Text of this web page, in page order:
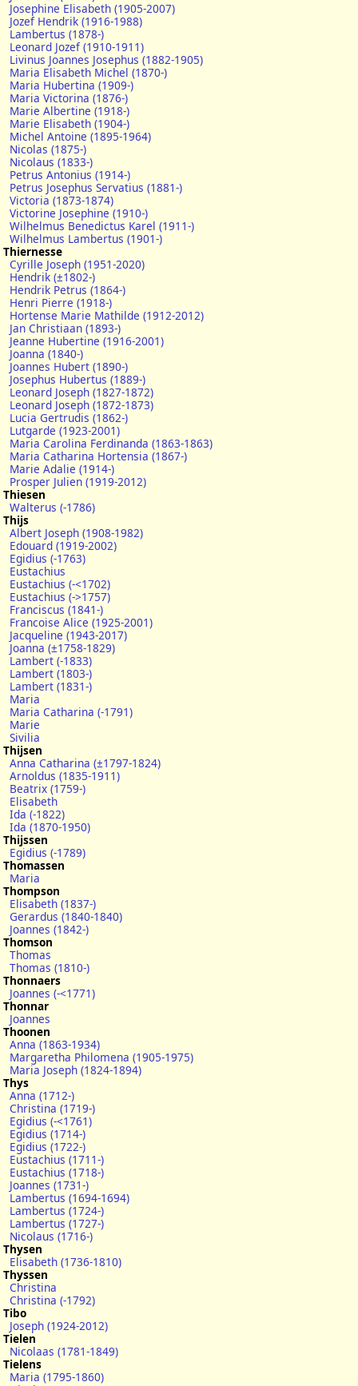
Josephine Elisabeth (1905-2007)
Jozef Hendrik (1916-1988)
Lambertus (1878-)
Leonard Jozef (1910-1911)
Livinus Joannes Josephus (1882-1905)
Maria Elisabeth Michel (1870-)
Maria Hubertina (1909-)
Maria Victorina (1876-)
Marie Albertine (1918-)
Marie Elisabeth (1904-)
Michel Antoine (1895-1964)
Nicolas (1875-)
Nicolaus (1833-)
Petrus Antonius (1914-)
Petrus Josephus Servatius (1881-)
Victoria (1873-1874)
Victorine Josephine (1910-)
Wilhelmus Benedictus Karel (1911-)
Wilhelmus Lambertus (1901-)
Thiernesse
Cyrille Joseph (1951-2020)
Hendrik (±1802-)
Hendrik Petrus (1864-)
Henri Pierre (1918-)
Hortense Marie Mathilde (1912-2012)
Jan Christiaan (1893-)
Jeanne Hubertine (1916-2001)
Joanna (1840-)
Joannes Hubert (1890-)
Josephus Hubertus (1889-)
Leonard Joseph (1827-1872)
Leonard Joseph (1872-1873)
Lucia Gertrudis (1862-)
Lutgarde (1923-2001)
Maria Carolina Ferdinanda (1863-1863)
Maria Catharina Hortensia (1867-)
Marie Adalie (1914-)
Prosper Julien (1919-2012)
Thiesen
Walterus (-1786)
Thijs
Albert Joseph (1908-1982)
Edouard (1919-2002)
Egidius (-1763)
Eustachius
Eustachius (-<1702)
Eustachius (->1757)
Franciscus (1841-)
Francoise Alice (1925-2001)
Jacqueline (1943-2017)
Joanna (±1758-1829)
Lambert (-1833)
Lambert (1803-)
Lambert (1831-)
Maria
Maria Catharina (-1791)
Marie
Sivilia
Thijsen
Anna Catharina (±1797-1824)
Arnoldus (1835-1911)
Beatrix (1759-)
Elisabeth
Ida (-1822)
Ida (1870-1950)
Thijssen
Egidius (-1789)
Thomassen
Maria
Thompson
Elisabeth (1837-)
Gerardus (1840-1840)
Joannes (1842-)
Thomson
Thomas
Thomas (1810-)
Thonnaers
Joannes (-<1771)
Thonnar
Joannes
Thoonen
Anna (1863-1934)
Margaretha Philomena (1905-1975)
Maria Joseph (1824-1894)
Thys
Anna (1712-)
Christina (1719-)
Egidius (-<1761)
Egidius (1714-)
Egidius (1722-)
Eustachius (1711-)
Eustachius (1718-)
Joannes (1731-)
Lambertus (1694-1694)
Lambertus (1724-)
Lambertus (1727-)
Nicolaus (1716-)
Thysen
Elisabeth (1736-1810)
Thyssen
Christina
Christina (-1792)
Tibo
Joseph (1924-2012)
Tielen
Nicolaas (1781-1849)
Tielens
Maria (1795-1860)